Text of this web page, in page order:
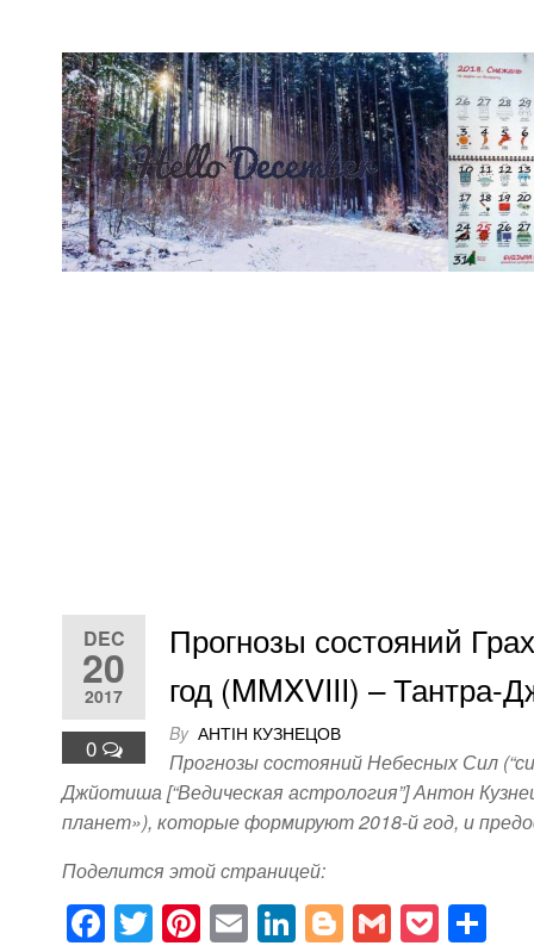
DEC
20
2017
0
Прогнозы состояний
год (MMXVIII) – Тантра-
By АНТІН КУЗНЕЦОВ
Прогнозы состояний Небесных Сил
Джйотиша [“Ведическая астрология”] Антон
планет»), которые формируют 2018-й год, и
Поделится этой страницей:
F T Pi E Li Bl G P